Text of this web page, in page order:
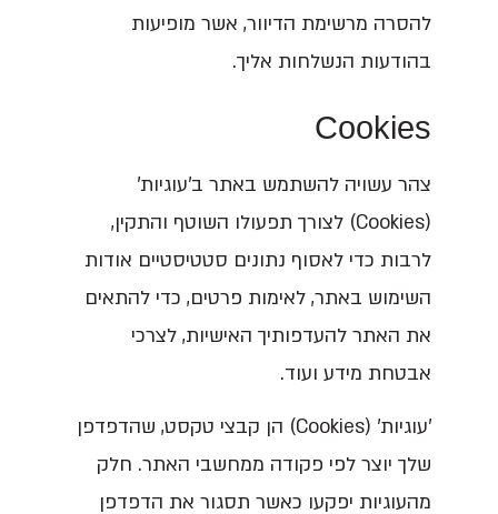
להסרה מרשימת הדיוור, אשר מופיעות
בהודעות הנשלחות אליך.
Cookies
צהר עשויה להשתמש באתר ב'עוגיות'
(Cookies) לצורך תפעולו השוטף והתקין,
לרבות כדי לאסוף נתונים סטטיסטיים אודות
השימוש באתר, לאימות פרטים, כדי להתאים
את האתר להעדפותיך האישיות, לצרכי
אבטחת מידע ועוד.
'עוגיות' (Cookies) הן קבצי טקסט, שהדפדפן
שלך יוצר לפי פקודה ממחשבי האתר. חלק
מהעוגיות יפקעו כאשר תסגור את הדפדפן